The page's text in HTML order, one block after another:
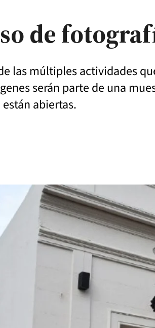
de
las múltiples actividades
serán parte de una
abiertas.